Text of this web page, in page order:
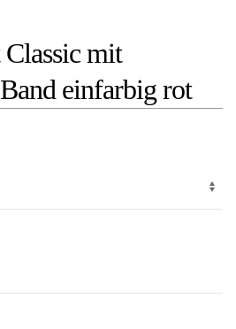
Classic mit
einfarbig rot